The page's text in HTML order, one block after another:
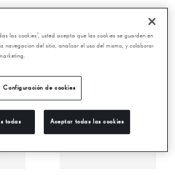
las cookies”, usted acepta que las cookies se guarden en
navegación del sitio, analizar el uso del mismo, y colaborar
Configuración de cookies
todas Aceptar todas las cookies